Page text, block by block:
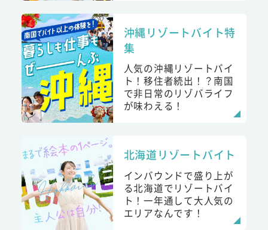
沖縄リゾートバイト特
集
人気の沖縄リゾートバイ
ト！移住者続出！？南国
で非日常のリゾバライフ
が味わえる！
北海道リゾートバイト
インバウンドで盛り上が
る北海道でリゾートバイ
ト！一年通して大人気の
エリアなんです！